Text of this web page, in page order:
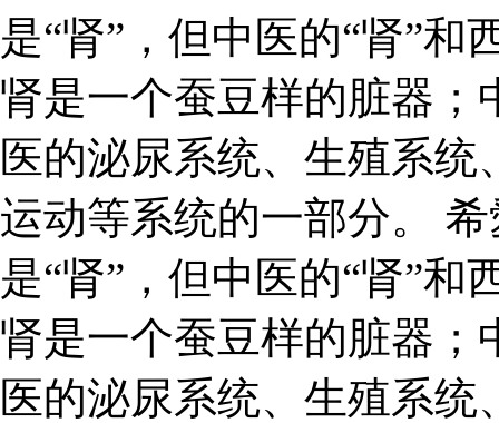
是“肾”，但中医的“肾”和
肾是一个蚕豆样的脏器；
医的泌尿系统、生殖系
运动等系统的一部分。
是“肾”，但中医的“肾”和
肾是一个蚕豆样的脏器；
医的泌尿系统、生殖系